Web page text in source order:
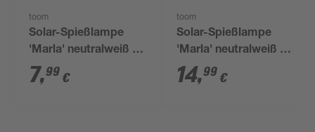
toom
Solar-Spießlampe
'Marla' neutralweiß IP
44 Ø 15 cm
7,99 €
toom
Solar-Spießlampe
'Marla' neutralweiß IP
44 Ø 20 cm
14,99 €